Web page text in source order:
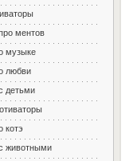
ментов
музыке
любви
детьми
котэ
животными